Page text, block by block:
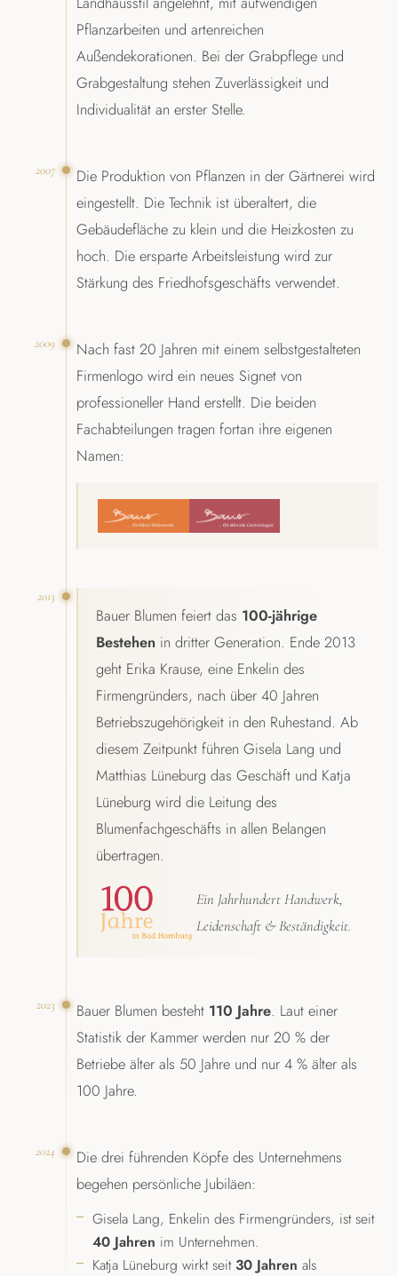
Pflanzarbeiten und artenreichen
Außendekorationen. Bei der Grab­pflege und
Grabgestaltung stehen Zuverlässigkeit und
Individualität an erster Stelle.
2007
Die Produktion von Pflanzen in der Gärtnerei wird
eingestellt. Die Technik ist überaltert, die
Gebäudefläche zu klein und die Heizkosten zu
hoch. Die ersparte Arbeitsleistung wird zur
Stärkung des Friedhofsgeschäfts verwendet.
2009
Nach fast 20 Jahren mit einem selbstgestalteten
Firmenlogo wird ein neues Signet von
professioneller Hand erstellt. Die beiden
Fachabteilungen tragen fortan ihre eigenen
Namen:
2013
Bauer Blumen feiert das 100-jährige
Bestehen in dritter Generation. Ende 2013
geht Erika Krause, eine Enkelin des
Firmengründers, nach über 40 Jahren
Betriebszugehörigkeit in den Ruhestand. Ab
diesem Zeitpunkt führen Gisela Lang und
Matthias Lüneburg das Geschäft und Katja
Lüneburg wird die Leitung des
Blumenfachgeschäfts in allen Belangen
übertragen.
Ein Jahrhundert Handwerk,
Leidenschaft & Beständigkeit.
2023 Bauer Blumen besteht 110 Jahre. Laut einer
Statistik der Kammer werden nur 20 % der
Betriebe älter als 50 Jahre und nur 4 % älter als
100 Jahre.
2024
Die drei führenden Köpfe des Unternehmens
begehen persönliche Jubiläen:
Gisela Lang, Enkelin des Firmengründers, ist seit
40 Jahren im Unternehmen.
Katja Lüneburg wirkt seit 30 Jahren als